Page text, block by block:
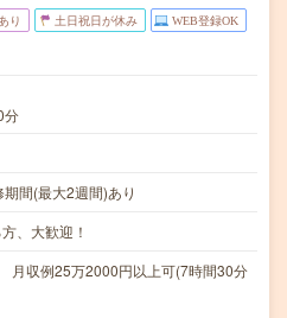
り 土日祝日が休み WEB登録OK
分
間(最大2週間)あり
、大歓迎！
収例25万2000円以上可(7時間30分